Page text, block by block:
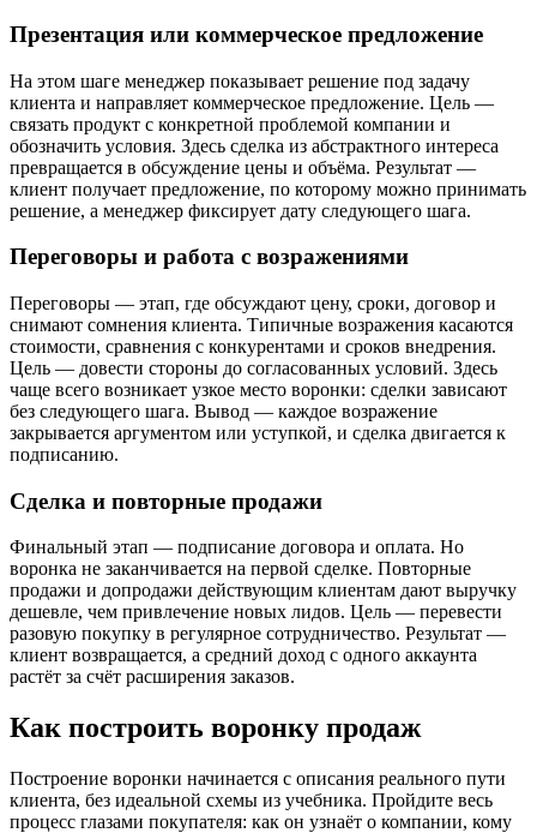
Презентация или коммерческое предложение
На этом шаге менеджер показывает решение под задачу
клиента и направляет коммерческое предложение. Цель —
связать продукт с конкретной проблемой компании и
обозначить условия. Здесь сделка из абстрактного интереса
превращается в обсуждение цены и объёма. Результат —
клиент получает предложение, по которому можно принимать
решение, а менеджер фиксирует дату следующего шага.
Переговоры и работа с возражениями
Переговоры — этап, где обсуждают цену, сроки, договор и
снимают сомнения клиента. Типичные возражения касаются
стоимости, сравнения с конкурентами и сроков внедрения.
Цель — довести стороны до согласованных условий. Здесь
чаще всего возникает узкое место воронки: сделки зависают
без следующего шага. Вывод — каждое возражение
закрывается аргументом или уступкой, и сделка двигается к
подписанию.
Сделка и повторные продажи
Финальный этап — подписание договора и оплата. Но
воронка не заканчивается на первой сделке. Повторные
продажи и допродажи действующим клиентам дают выручку
дешевле, чем привлечение новых лидов. Цель — перевести
разовую покупку в регулярное сотрудничество. Результат —
клиент возвращается, а средний доход с одного аккаунта
растёт за счёт расширения заказов.
Как построить воронку продаж
Построение воронки начинается с описания реального пути
клиента, без идеальной схемы из учебника. Пройдите весь
процесс глазами покупателя: как он узнаёт о компании, кому